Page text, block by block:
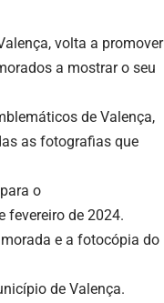
volta a promover
a mostrar o seu
de Valença,
as fotografias que
o
fevereiro de 2024.
e a fotocópia do
de Valença.